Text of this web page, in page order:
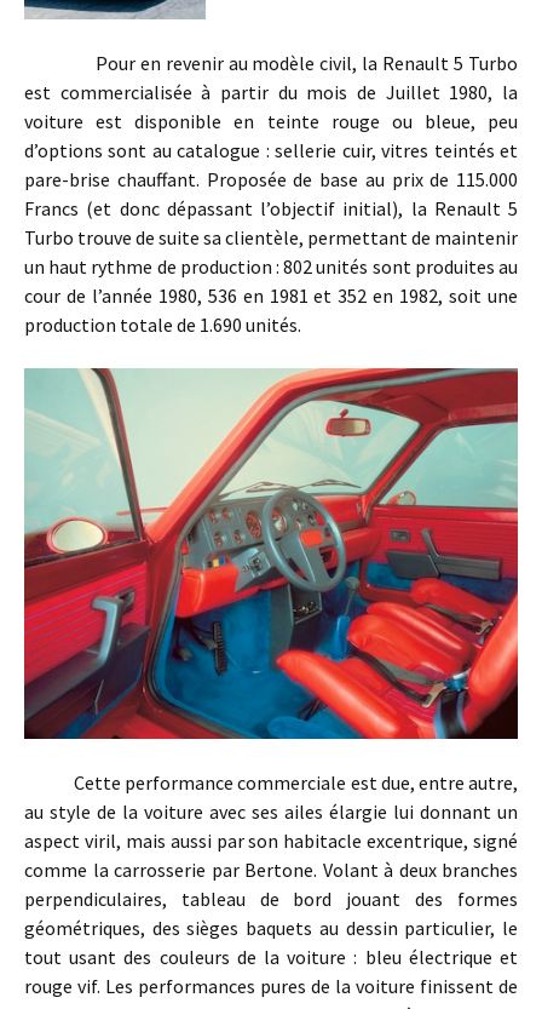
Pour en revenir au modèle civil, la Renault 5 Turbo
est commercialisée à partir du mois de Juillet 1980, la
voiture est disponible en teinte rouge ou bleue, peu
d’options sont au catalogue : sellerie cuir, vitres teintés et
pare-brise chauffant. Proposée de base au prix de 115.000
Francs (et donc dépassant l’objectif initial), la Renault 5
Turbo trouve de suite sa clientèle, permettant de maintenir
un haut rythme de production : 802 unités sont produites au
cour de l’année 1980, 536 en 1981 et 352 en 1982, soit une
production totale de 1.690 unités.
Cette performance commerciale est due, entre autre,
au style de la voiture avec ses ailes élargie lui donnant un
aspect viril, mais aussi par son habitacle excentrique, signé
comme la carrosserie par Bertone. Volant à deux branches
perpendiculaires, tableau de bord jouant des formes
géométriques, des sièges baquets au dessin particulier, le
tout usant des couleurs de la voiture : bleu électrique et
rouge vif. Les performances pures de la voiture finissent de